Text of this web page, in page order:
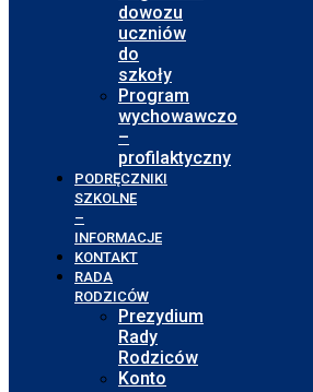
dowozu
uczniów
do
szkoły
Program
wychowawczo
–
profilaktyczny
PODRĘCZNIKI
SZKOLNE
–
INFORMACJE
KONTAKT
RADA
RODZICÓW
Prezydium
Rady
Rodziców
Konto